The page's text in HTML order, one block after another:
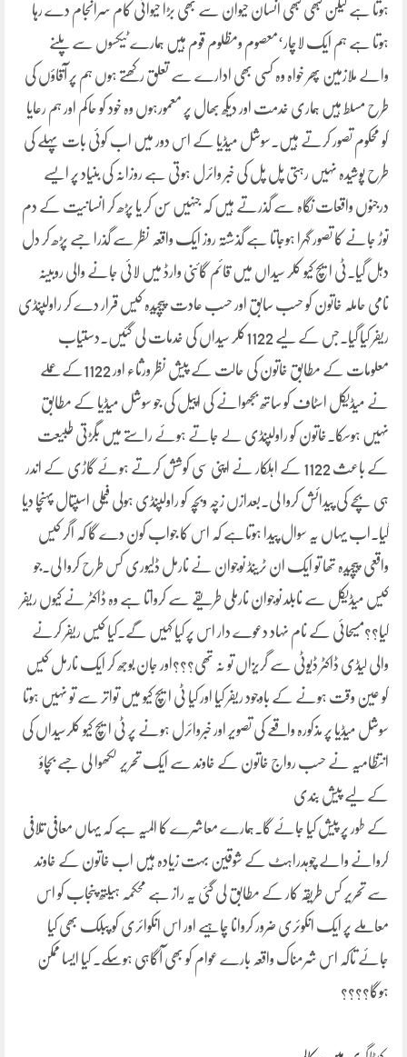
ہوتا ہے لیکن کبھی کبھی انسان حیوان سے بھی بڑا حیوانی کام سرانجام دے رہا
ہوتا ہے ہم ایک لاچار‘معصوم ومظلوم قوم ہیں ہمارے ٹیکسوں سے پلنے
والے ملازمین پھر خواہ وہ کسی بھی ادارے سے تعلق رکھتے ہوں ہم پر آقاؤں کی
طرح مسلط ہیں ہماری خدمت اور دیکھ بھال پر معمورہوں وہ خود کو حاکم اور ہم رعایا
کو محکوم تصور کرتے ہیں۔سوشل میڈیا کے اس دور میں اب کوئی بات پہلے کی
طرح پوشیدہ نہیں رہتی پل پل کی خبر وائرل ہوتی ہے روزانہ کی بنیاد پر ایسے
درجنوں واقعات نگاہ سے گذرتے ہیں کہ جنہیں سن کر یا پڑھ کر انسانیت کے دم
توڑ جانے کا تصور گہرا ہوجاتا ہے گذشتہ روز ایک واقعہ نظر سے گذرا جسے پڑھ کر دل
دہل گیا۔ٹی ایچ کیو کلر سیداں میں قائم گائنی وارڈ میں لائی جانے والی روبینہ
نامی حاملہ خاتون کو حسب سابق اور حسب عادت پیچیدہ کیس قرار دے کر راولپنڈی
ریفر کیا گیا۔جس کے لیے 1122کلر سیداں کی خدمات لی گئیں۔دستیاب
معلومات کے مطابق خاتون کی حالت کے پیش نظر ورثاء اور 1122کے عملے
نے میڈیکل اسٹاف کو ساتھ بجھوانے کی اپیل کی جو سوشل میڈیا کے مطابق
نہیں ہوسکا۔خاتون کو راولپنڈی لے جاتے ہوئے راستے میں بگڑتی طبیعت
کے باعث 1122 کے اہلکار نے اپنی سی کوشش کرتے ہوئے گاڑی کے اندر
ہی بچے کی پیدائش کروا لی۔بعدازں زچہ وبچہ کو راولپنڈی ہولی فیملی اسپتال پہنچا دیا
گیا۔اب یہاں یہ سوال پیدا ہوتاہے کہ اس کا جواب کون دے گا کہ اگر کیس
واقعی پیچیدہ تھا تو ایک ان ٹرینڈ نوجوان نے نارمل ڈلیوری کس طرح کروا لی۔جو
کیس میڈیکل سے نابلد نوجوان نارملی طریقے سے کرواتا ہے وہ ڈاکٹر نے کیوں ریفر
کیا؟؟مسیحائی کے نام نہاد دعوے دار اس پر کیا کہیں گے۔کیا کیس ریفر کرنے
والی لیڈی ڈاکٹر ڈیوٹی سے گریزاں تو نہ تھی؟؟؟اور جان بوجھ کر ایک نارمل کیس
کو عین وقت ہونے کے باوجود ریفر کیا اور کیا ٹی ایچ کیو میں تواتر سے تو نہیں ہوتا
سوشل میڈیا پر مذکورہ واقعے کی تصویر اور خبروائرل ہونے پر ٹی ایچ کیو کلرسیداں کی
انتظامیہ نے حسب رواج خاتون کے خاوند سے ایک تحریر لکھوا لی جسے بچاؤ
کے لیے پیش بندی
کے طور پر پیش کیا جائے گا۔ہمارے معاشرے کا المیہ ہے کہ یہاں معافی تلافی
کروانے والے چوہدراہٹ کے شوقین بہت زیادہ ہیں اب خاتون کے خاوند
سے تحریر کس طریقہ کار کے مطابق لی گئی یہ راز ہے محکمہ ہیلتھ پنجاب کو اس
معاملے پر ایک انکوئری ضرور کروانا چاہیے اور اس انکوائری کو پبلک بھی کیا
جائے تاکہ اس شرمناک واقعہ بارے عوام کو بھی آگاہی ہوسکے۔ کیا ایسا ممکن
ہوگا؟؟؟؟